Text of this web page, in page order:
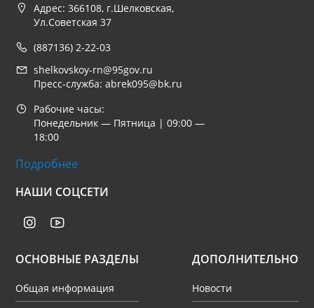
Адрес: 366108, г.Шелковская,
Ул.Советская 37
(887136) 2-22-03
shelkovskoy-rn@95gov.ru
Пресс-служба: abrek095@bk.ru
Рабочие часы:
Понедельник — Пятница | 09:00 —
18:00
Подробнее
НАШИ СОЦСЕТИ
ОСНОВНЫЕ РАЗДЕЛЫ
Общая информация
ДОПОЛНИТЕЛЬНО
Новости